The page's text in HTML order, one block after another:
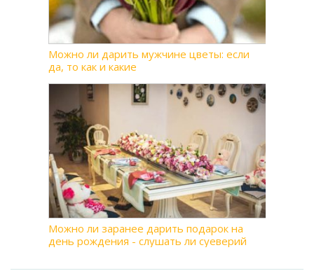
Можно ли дарить мужчине цветы: если
да, то как и какие
Можно ли заранее дарить подарок на
день рождения - слушать ли суеверий